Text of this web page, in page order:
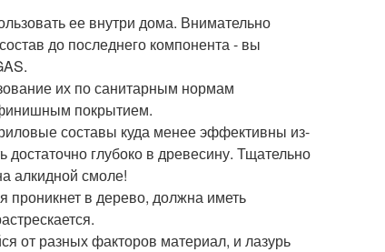
ее внутри дома. Внимательно
до последнего компонента - вы
их по санитарным нормам
финишным покрытием.
составы куда менее эффективны из-
глубоко в древесину. Тщательно
алкидной смоле!
проникнет в дерево, должна иметь
от разных факторов материал, и лазурь